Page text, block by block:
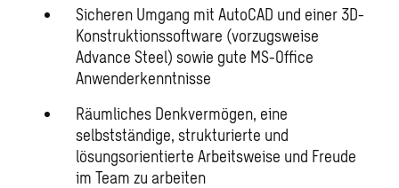
Sicheren Umgang mit AutoCAD und einer 3D-
Konstruktionssoftware (vorzugsweise
Advance Steel) sowie gute MS-Office
Anwenderkenntnisse
Räumliches Denkvermögen, eine
selbstständige, strukturierte und
lösungsorientierte Arbeitsweise und Freude
im Team zu arbeiten